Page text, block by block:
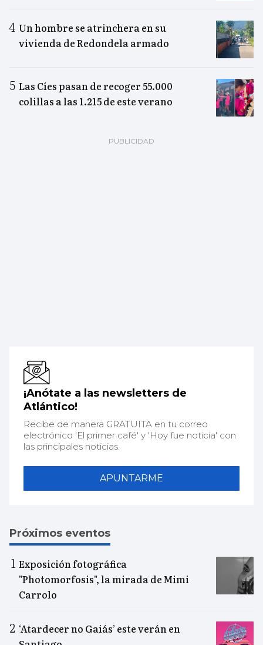
Un hombre se atrinchera en su
vivienda de Redondela armado
Las Cíes pasan de recoger 55.000
colillas a las 1.215 de este verano
¡Anótate a las newsletters de
Atlántico!
Recibe de manera GRATUITA en tu correo
electrónico 'El primer café' y 'Hoy fue noticia' con
las principales noticias.
APUNTARME
Próximos eventos
Exposición fotográfica
"Photomorfosis", la mirada de Mimi
Carrolo
‘Atardecer no Gaiás’ este verán en